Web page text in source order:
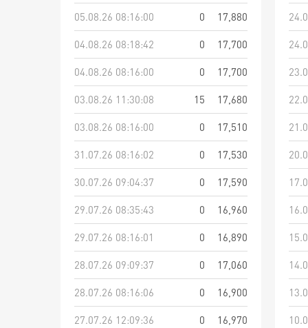
05.08.26 08:16:00
0
17,880
04.08.26 08:18:42
0
17,700
04.08.26 08:16:00
0
17,700
03.08.26 11:30:08
15
17,680
03.08.26 08:16:00
0
17,510
31.07.26 08:16:02
0
17,530
30.07.26 09:04:37
0
17,590
29.07.26 08:35:43
0
16,960
29.07.26 08:16:01
0
16,890
28.07.26 09:09:37
0
17,060
28.07.26 08:16:06
0
16,900
27.07.26 12:09:36
0 16,970